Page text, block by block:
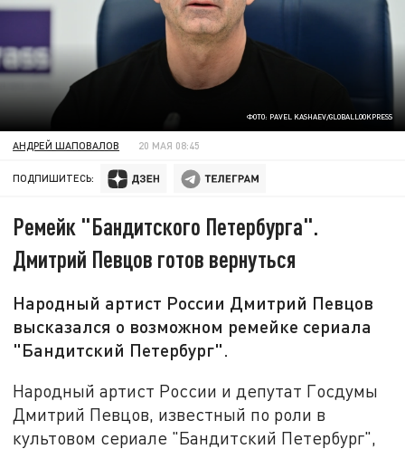
ФОТО: PAVEL KASHAEV/GLOBALLOOKPRESS
АНДРЕЙ ШАПОВАЛОВ 20 МАЯ 08:45
ПОДПИШИТЕСЬ:
Ремейк "Бандитского Петербурга".
Дмитрий Певцов готов вернуться
Народный артист России Дмитрий Певцов
высказался о возможном ремейке сериала
"Бандитский Петербург".
Народный артист России и депутат Госдумы
Дмитрий Певцов, известный по роли в
культовом сериале "Бандитский Петербург",